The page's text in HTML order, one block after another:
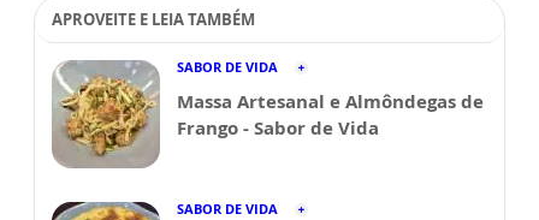
APROVEITE E LEIA TAMBÉM
SABOR DE VIDA
Massa Artesanal e Almôndegas de
Frango - Sabor de Vida
SABOR DE VIDA